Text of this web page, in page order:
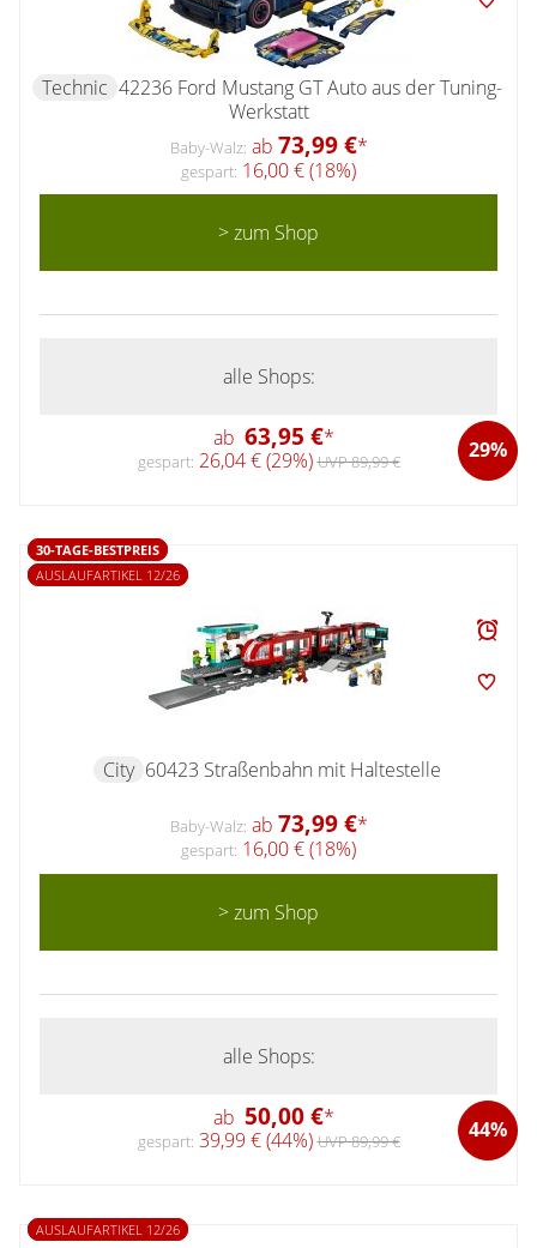
Technic 42236 Ford Mustang GT Auto aus der Tuning-
Werkstatt
Baby-Walz: ab 73,99 €*
gespart: 16,00 € (18%)
> zum Shop
alle Shops:
ab 63,95 €* 29%
gespart: 26,04 € (29%)UVP 89,99 €
30-TAGE-BESTPREIS
AUSLAUFARTIKEL 12/26
City 60423 Straßenbahn mit Haltestelle
Baby-Walz: ab 73,99 €*
gespart: 16,00 € (18%)
> zum Shop
alle Shops:
ab 50,00 €* 44%
gespart: 39,99 € (44%)UVP 89,99 €
AUSLAUFARTIKEL 12/26